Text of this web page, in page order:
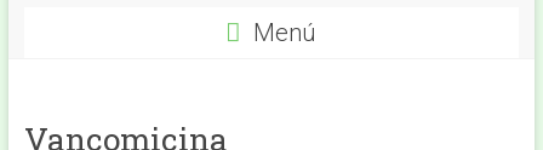
Menú
Vancomicina